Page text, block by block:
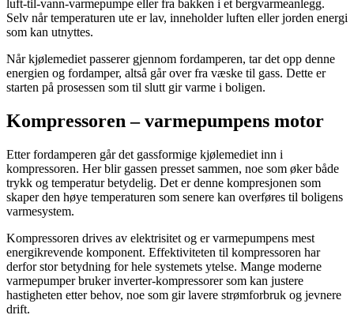
luft-til-vann-varmepumpe eller fra bakken i et bergvarmeanlegg.
Selv når temperaturen ute er lav, inneholder luften eller jorden energi
som kan utnyttes.
Når kjølemediet passerer gjennom fordamperen, tar det opp denne
energien og fordamper, altså går over fra væske til gass. Dette er
starten på prosessen som til slutt gir varme i boligen.
Kompressoren – varmepumpens motor
Etter fordamperen går det gassformige kjølemediet inn i
kompressoren. Her blir gassen presset sammen, noe som øker både
trykk og temperatur betydelig. Det er denne kompresjonen som
skaper den høye temperaturen som senere kan overføres til boligens
varmesystem.
Kompressoren drives av elektrisitet og er varmepumpens mest
energikrevende komponent. Effektiviteten til kompressoren har
derfor stor betydning for hele systemets ytelse. Mange moderne
varmepumper bruker inverter-kompressorer som kan justere
hastigheten etter behov, noe som gir lavere strømforbruk og jevnere
drift.